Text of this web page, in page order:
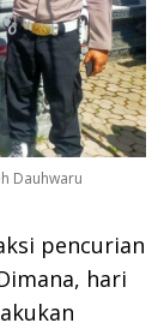
Dauhwaru
pencurian
hari